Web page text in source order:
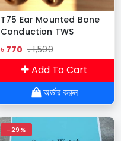
T75 Ear Mounted Bone
Conduction TWS
Bluetooth Headset
৳ 770 ৳ 1,500
Add To Cart
অর্ডার করুন
-29%